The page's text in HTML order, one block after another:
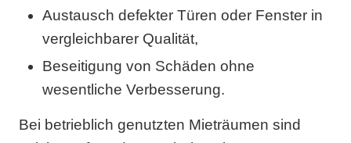
Austausch defekter Türen oder Fenster in
vergleichbarer Qualität,
Beseitigung von Schäden ohne
wesentliche Verbesserung.
Bei betrieblich genutzten Mieträumen sind